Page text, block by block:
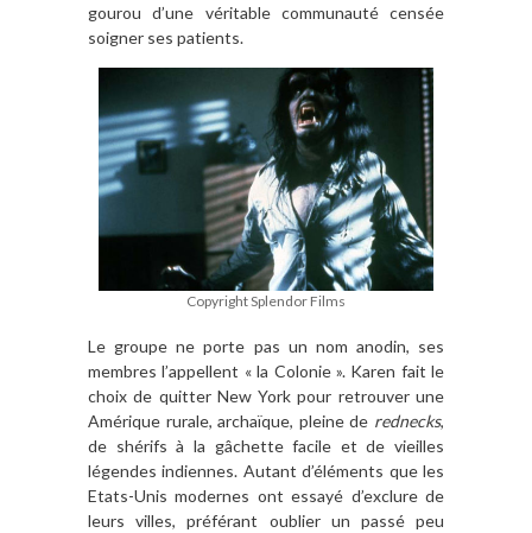
gourou d’une véritable communauté censée
soigner ses patients.
Copyright Splendor Films
Le groupe ne porte pas un nom anodin, ses
membres l’appellent « la Colonie ». Karen fait le
choix de quitter New York pour retrouver une
Amérique rurale, archaïque, pleine de rednecks,
de shérifsà la gâchette facile et de vieilles
légendes indiennes. Autant d’éléments que les
Etats-Unis modernes ont essayé d’exclure de
leurs villes, préférant oublier un passé peu